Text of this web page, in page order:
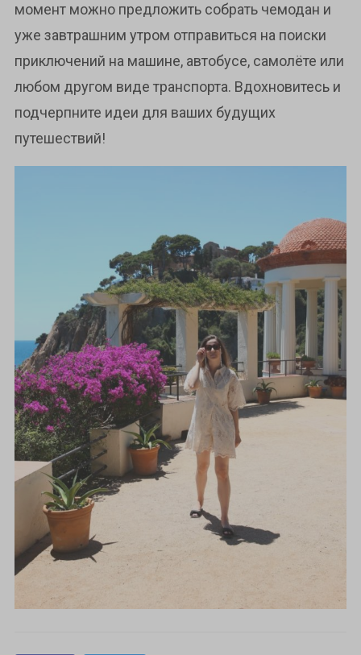
момент можно предложить собрать чемодан и
уже завтрашним утром отправиться на поиски
приключений на машине, автобусе, самолёте или
любом другом виде транспорта. Вдохновитесь и
подчерпните идеи для ваших будущих
путешествий!